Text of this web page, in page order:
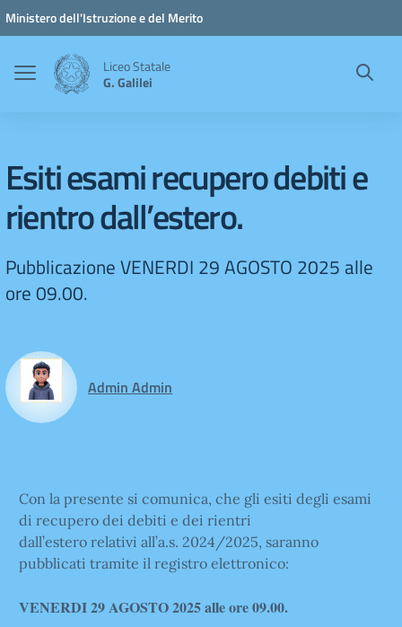
Vai ai contenuti
Vai al menu di navigazione
Vai al footer
Ministero dell'Istruzione e del Merito
Liceo Statale
G. Galilei
Esiti esami recupero debiti e
rientro dall’estero.
Pubblicazione VENERDI 29 AGOSTO 2025 alle
ore 09.00.
Admin Admin
Con la presente si comunica, che gli esiti degli esami
di recupero dei debiti e dei rientri
dall’estero relativi all’a.s. 2024/2025, saranno
pubblicati tramite il registro elettronico:
VENERDI 29 AGOSTO 2025 alle ore 09.00.